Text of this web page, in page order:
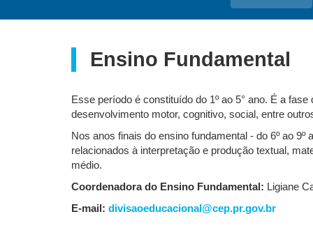
Ensino Fundamental
Esse período é constituído do 1º ao 5° ano. É a
desenvolvimento motor, cognitivo, social, entre
Nos anos finais do ensino fundamental - do 6º ao
relacionados à interpretação e produção textual,
médio.
Coordenadora do Ensino Fundamental: Ligiane
E-mail: divisaoeducacional@cep.pr.gov.br